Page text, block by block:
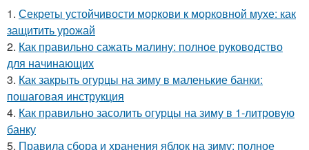
1. Секреты устойчивости моркови к морковной мухе: как
защитить урожай
2. Как правильно сажать малину: полное руководство
для начинающих
3. Как закрыть огурцы на зиму в маленькие банки:
пошаговая инструкция
4. Как правильно засолить огурцы на зиму в 1-литровую
банку
5. Правила сбора и хранения яблок на зиму: полное